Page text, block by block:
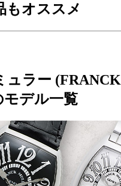
もオススメ
ュラー (FRANCK
デル一覧